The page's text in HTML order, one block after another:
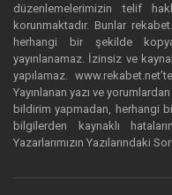
düzenlemelerimizin telif
korunmaktadır. Bunlar
herhangi bir şekilde
yayınlanamaz. İzinsiz ve
yapılamaz.
Yayınlanan yazı ve
bildirim yapmadan, herhangi
bilgilerden kaynaklı
Yazarlarımızın Yazılarındaki